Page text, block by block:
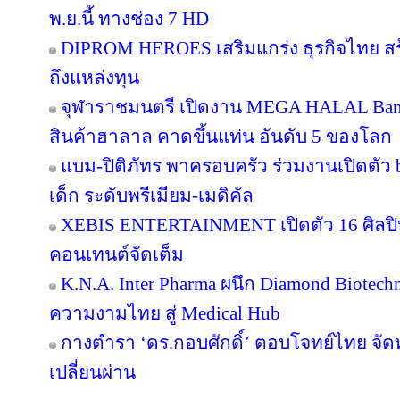
พ.ย.นี้ ทางช่อง 7 HD
DIPROM HEROES เสริมแกร่ง ธุรกิจไทย
ถึงแหล่งทุน
จุฬาราชมนตรี เปิดงาน MEGA HALAL
สินค้าฮาลาล คาดขึ้นแท่น อันดับ 5 ของโลก
แบม-ปิติภัทร พาครอบครัว ร่วมงานเปิดตัว
เด็ก ระดับพรีเมียม-เมดิคัล
XEBIS ENTERTAINMENT เปิดตัว 16 ศิ
คอนเทนต์จัดเต็ม
K.N.A. Inter Pharma ผนึก Diamond
ความงามไทย สู่ Medical Hub
กางตำรา ‘ดร.กอบศักดิ์’ ตอบโจทย์ไทย
เปลี่ยนผ่าน